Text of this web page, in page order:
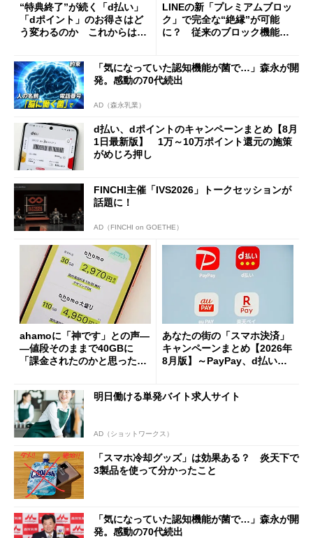
“特典終了”が続く「d払い」
「dポイント」のお得さはど
う変わるのか これからは
LINEの新「プレミアムブロッ
ク」で完全な“絶縁”が可能
に？ 従来のブロック機能と
「気になっていた認知機能が菌で…」森永が開
発。感動の70代続出
AD（森永乳業）
d払い、dポイントのキャンペーンまとめ【8月
1日最新版】 1万～10万ポイント還元の施策
がめじろ押し
FINCHI主催「IVS2026」トークセッションが
話題に！
AD（FINCHI on GOETHE）
ahamoに「神です」との声―
―値段そのままで40GBに
「課金されたのかと思った」
あなたの街の「スマホ決済」
キャンペーンまとめ【2026年
8月版】～PayPay、d払い、a
明日働ける単発バイト求人サイト
AD（ショットワークス）
「スマホ冷却グッズ」は効果ある？ 炎天下で
3製品を使って分かったこと
「気になっていた認知機能が菌で…」森永が開
発。感動の70代続出